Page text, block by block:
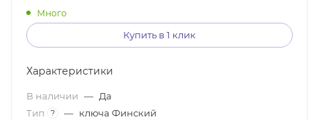
Много
Купить в 1 клик
Характеристики
В наличии — Да
Тип
? — ключа Финский